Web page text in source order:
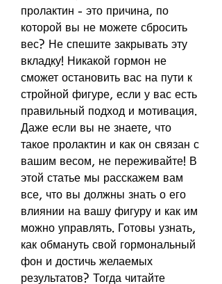
пролактин - это причина, по
которой вы не можете сбросить
вес? Не спешите закрывать эту
вкладку! Никакой гормон не
сможет остановить вас на пути к
стройной фигуре, если у вас есть
правильный подход и мотивация.
Даже если вы не знаете, что
такое пролактин и как он связан с
вашим весом, не переживайте! В
этой статье мы расскажем вам
все, что вы должны знать о его
влиянии на вашу фигуру и как им
можно управлять. Готовы узнать,
как обмануть свой гормональный
фон и достичь желаемых
результатов? Тогда читайте